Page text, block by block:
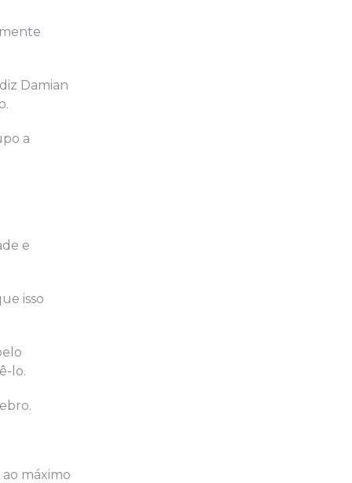
Damian
a
e
isso
lo.
máximo